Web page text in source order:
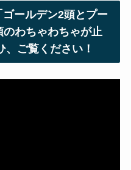
ールデン2頭とプー
わちゃわちゃが止
、ご覧ください！